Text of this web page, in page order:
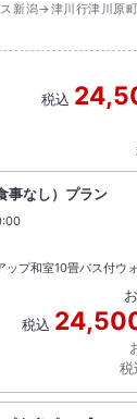
新潟→津川行津川原
税込
事なし）プラン
ックアウト
ップ和室10畳バス付ウ
税込
税